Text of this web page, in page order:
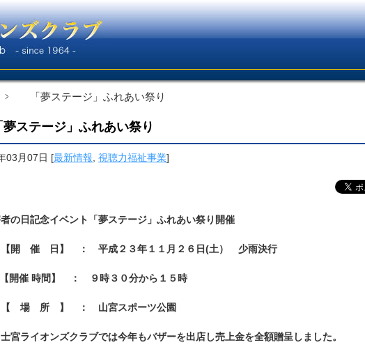
「夢ステージ」ふれあい祭り
夢ステージ」ふれあい祭り
03月07日 [最新情報 視聴力福祉事業]
の日記念イベント「夢ステージ」ふれあい祭り開催
催 日】 ： 平成２３年１１月２６日(土） 少雨決行
催 時間】 ： ９時３０分から１５時
場 所 】 ： 山宮スポーツ公園
士宮ライオンズクラブでは今年もバザーを出店し売上金を全額贈呈しました。